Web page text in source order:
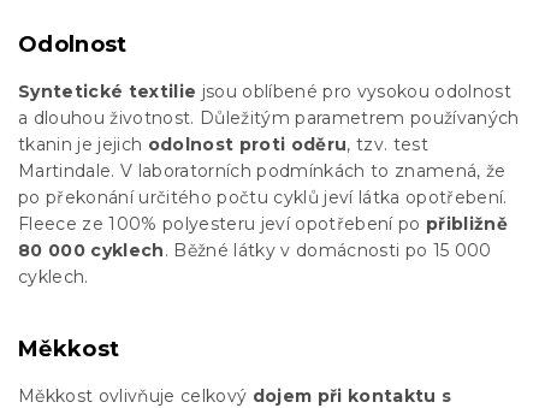
Odolnost
Syntetické textilie jsou oblíbené pro vysokou odolnost
a dlouhou životnost. Důležitým parametrem používaných
tkanin je jejich odolnost proti oděru, tzv. test
Martindale. V laboratorních podmínkách to znamená, že
po překonání určitého počtu cyklů jeví látka opotřebení.
Fleece ze 100% polyesteru jeví opotřebení po přibližně
80 000 cyklech. Běžné látky v domácnosti po 15 000
cyklech.
Měkkost
Měkkost ovlivňuje celkový dojem při kontaktu s